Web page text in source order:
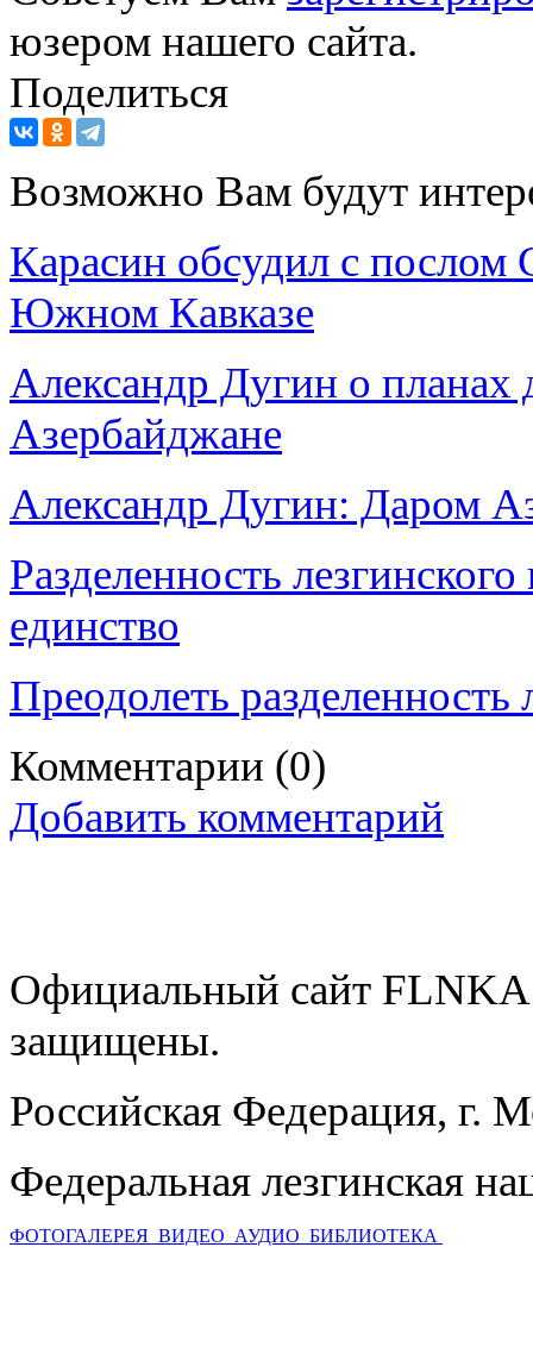
юзером нашего сайта.
Поделиться
Возможно Вам будут
Карасин обсудил с
Южном Кавказе
Александр Дугин о планах
Азербайджане
Александр Дугин: Даром
Разделенность
единство
Преодолеть
Комментарии (0)
Добавить комментарий
Официальный сайт
защищены.
Российская Федерация, г.
Федеральная лезгинская
ФОТОГАЛЕРЕЯ ВИДЕО АУДИО БИБЛИОТЕКА